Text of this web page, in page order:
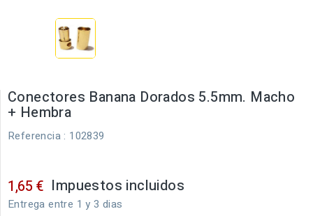
Conectores Banana Dorados 5.5mm. Macho
+ Hembra
Referencia : 102839
1,65 € Impuestos incluidos
Entrega entre 1 y 3 dias